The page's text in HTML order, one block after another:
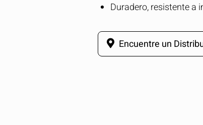
Duradero, resistente a
Encuentre un